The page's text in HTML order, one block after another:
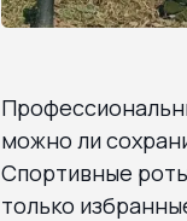
можно ли
Спортивные
только